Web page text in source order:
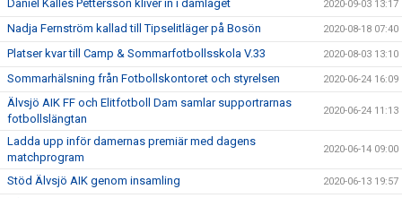
Daniel Kalles Pettersson kliver in i damlaget 2020-09-03 13:17
Nadja Fernström kallad till Tipselitläger på Bosön 2020-08-18 07:40
Platser kvar till Camp & Sommarfotbollsskola V.33 2020-08-03 13:10
Sommarhälsning från Fotbollskontoret och styrelsen 2020-06-24 16:09
Älvsjö AIK FF och Elitfotboll Dam samlar supportrarnas
fotbollslängtan
2020-06-24 11:13
Ladda upp inför damernas premiär med dagens
matchprogram
2020-06-14 09:00
Stöd Älvsjö AIK genom insamling 2020-06-13 19:57